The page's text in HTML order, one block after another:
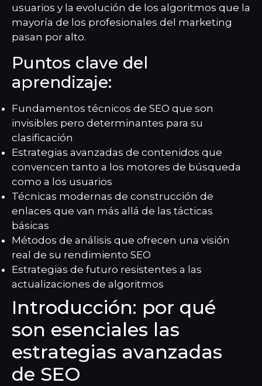
usuarios y la evolución de los algoritmos que la
mayoría de los profesionales del marketing
pasan por alto.
Puntos clave del
aprendizaje:
Fundamentos técnicos de SEO que son
invisibles pero determinantes para su
clasificación
Estrategias avanzadas de contenidos que
convencen tanto a los motores de búsqueda
como a los usuarios
Técnicas modernas de construcción de
enlaces que van más allá de las tácticas
básicas
Métodos de análisis que ofrecen una visión
real de su rendimiento SEO
Estrategias de futuro resistentes a las
actualizaciones de algoritmos
Introducción: por qué
son esenciales las
estrategias avanzadas
de SEO